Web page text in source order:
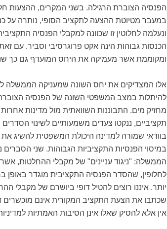
הפנסיה הצוברת הרגילה. בשני המקרים, ההצעות
במעבר מטיוטת ההצעה לתקציב הסופי, נותרה על
ונעלמה לחלוטין זו שכוונה למקבלי הפנסיה
הכנסות גבוהות הינה אקט פרוגרסיבי וסביר. עם
ומקוממת אשר מעמיקה את היחס המועדף גם כך
אלו המצדיקים את יחס השונה שמעניקה הממשלה
להיתלות במצב המשפטי השונה של הפנסיה הצוברת
מחזיק מים. התבוננות השוואתית מול מדינות
תקציביים, ננקטו צעדים משמעותיים לשינוי
בוודאי שמורה למדינה היכולת המשפטית להשיג את
במיסוי הפנסיות התקציביות הגבוהות. שני הסברים
הממשלה: "ניגוד עניינים" של מקבלי ההחלטות,
לחלופין, שהסדר הפנסיה התקציבית מוגדר באופן
יותר. איננו רוצים להטיל דופי ביושרם של מקבלי
שכתבו את הצעת התקציב המקורית אינם
אין אלא להסיק שאלו אינן הסיבות האמתיות